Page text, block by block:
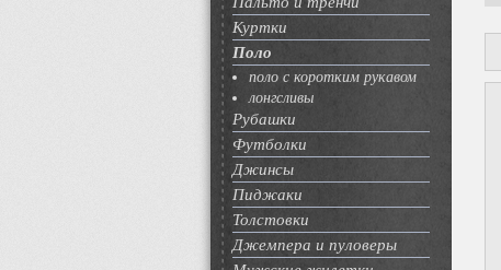
Куртки
Поло
поло с коротким рукавом
лонгсливы
Рубашки
Футболки
Джинсы
Пиджаки
Толстовки
Джемпера и пуловеры